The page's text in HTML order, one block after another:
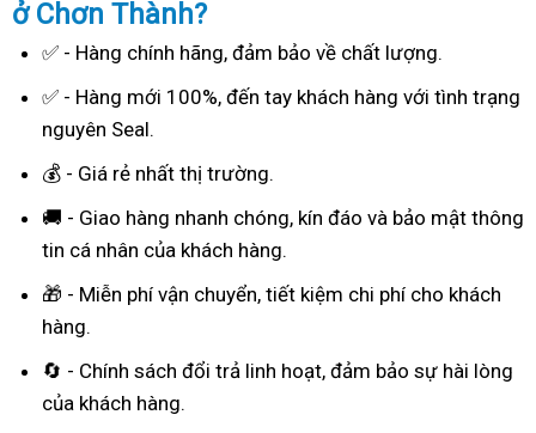
ở Chơn Thành?
✅ - Hàng chính hãng, đảm bảo về chất lượng.
✅ - Hàng mới 100%, đến tay khách hàng với tình trạng
nguyên Seal.
💰 - Giá rẻ nhất thị trường.
🚚 - Giao hàng nhanh chóng, kín đáo và bảo mật thông
tin cá nhân của khách hàng.
🎁 - Miễn phí vận chuyển, tiết kiệm chi phí cho khách
hàng.
🔄 - Chính sách đổi trả linh hoạt, đảm bảo sự hài lòng
của khách hàng.